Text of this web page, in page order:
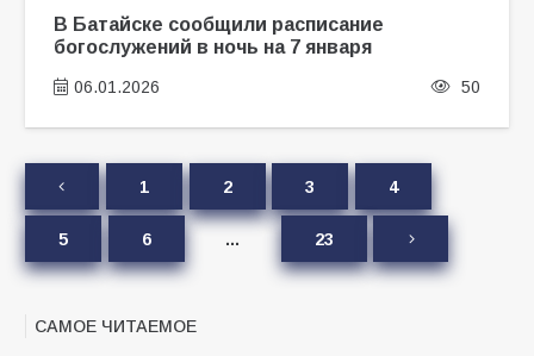
В Батайске сообщили расписание
богослужений в ночь на 7 января
06.01.2026 50
1 2 3 4
5 6 … 23
САМОЕ ЧИТАЕМОЕ